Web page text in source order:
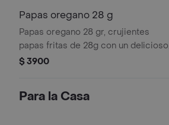
Papas oregano 28 g
Papas oregano 28 gr, crujientes
papas fritas de 28g con un delicioso
toque de orégano.
$ 3900
Para la Casa